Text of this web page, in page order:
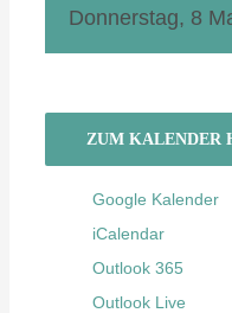
Donnerstag, 8
ZUM KALENDER
Google Kalender
iCalendar
Outlook 365
Outlook Live